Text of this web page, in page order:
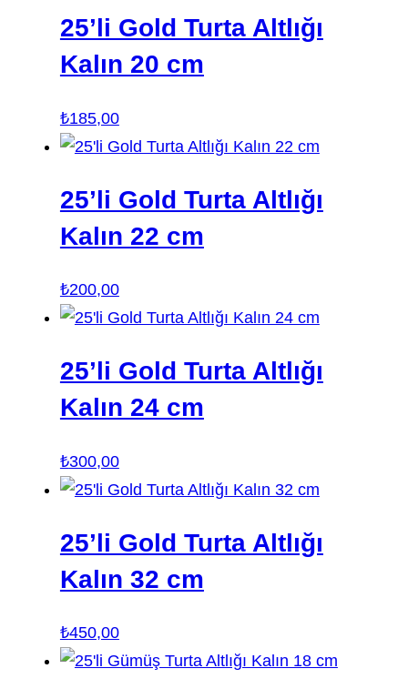
25’li Gold Turta Altlığı
Kalın 20 cm
₺185,00
25’li Gold Turta Altlığı
Kalın 22 cm
₺200,00
25’li Gold Turta Altlığı
Kalın 24 cm
₺300,00
25’li Gold Turta Altlığı
Kalın 32 cm
₺450,00